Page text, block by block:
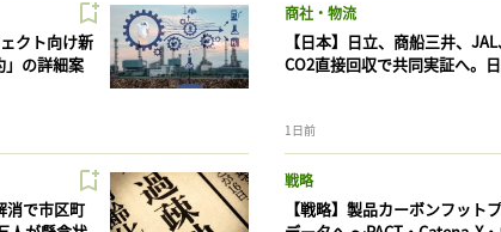
クト向け新
」の詳細案
商社・物流
【日本】日立、商船三井、
CO2直接回収で共同実証へ。
1日前
消で市区町
戦略
【戦略】製品カーボンフット